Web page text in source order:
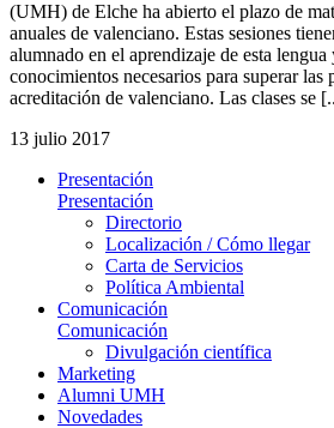
(UMH) de Elche ha abierto el plazo de
anuales de valenciano. Estas sesiones
alumnado en el aprendizaje de esta lengua
conocimientos necesarios para superar las
acreditación de valenciano. Las clases se
13 julio 2017
Presentación
Presentación
Directorio
Localización / Cómo llegar
Carta de Servicios
Política Ambiental
Comunicación
Comunicación
Divulgación científica
Marketing
Alumni UMH
Novedades